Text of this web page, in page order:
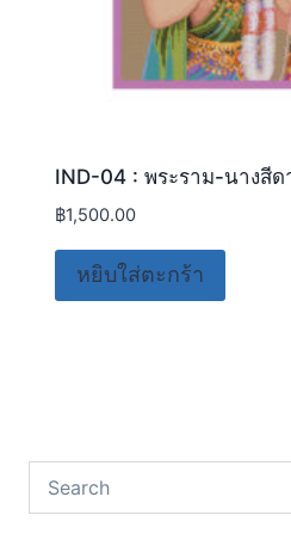
IND-04 : พระราม-นางสีด
฿1,500.00
หยิบใส่ตะกร้า